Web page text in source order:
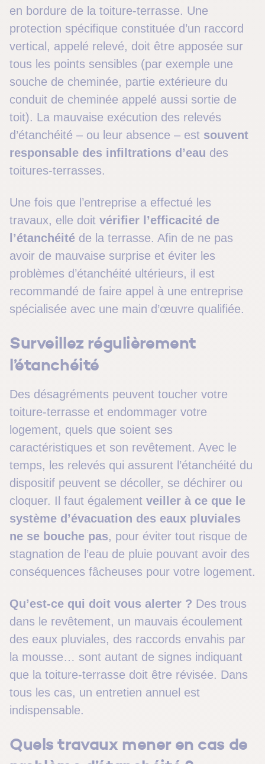
en bordure de la toiture-terrasse. Une
protection spécifique constituée d’un raccord
vertical, appelé relevé, doit être apposée sur
tous les points sensibles (par exemple une
souche de cheminée, partie extérieure du
conduit de cheminée appelé aussi sortie de
toit). La mauvaise exécution des relevés
d’étanchéité – ou leur absence – est souvent
responsable des infiltrations d’eau des
toitures-terrasses.
Une fois que l’entreprise a effectué les
travaux, elle doit vérifier l’efficacité de
l’étanchéité de la terrasse. Afin de ne pas
avoir de mauvaise surprise et éviter les
problèmes d’étanchéité ultérieurs, il est
recommandé de faire appel à une entreprise
spécialisée avec une main d’œuvre qualifiée.
Surveillez régulièrement
l’étanchéité
Des désagréments peuvent toucher votre
toiture-terrasse et endommager votre
logement, quels que soient ses
caractéristiques et son revêtement. Avec le
temps, les relevés qui assurent l’étanchéité du
dispositif peuvent se décoller, se déchirer ou
cloquer. Il faut également veiller à ce que le
système d’évacuation des eaux pluviales
ne se bouche pas, pour éviter tout risque de
stagnation de l’eau de pluie pouvant avoir des
conséquences fâcheuses pour votre logement.
Qu’est-ce qui doit vous alerter ? Des trous
dans le revêtement, un mauvais écoulement
des eaux pluviales, des raccords envahis par
la mousse… sont autant de signes indiquant
que la toiture-terrasse doit être révisée. Dans
tous les cas, un entretien annuel est
indispensable.
Quels travaux mener en cas de